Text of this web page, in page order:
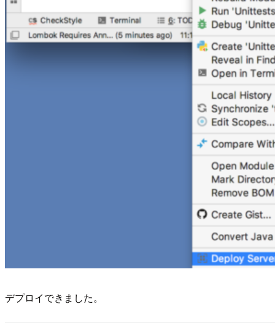
デプロイできました。